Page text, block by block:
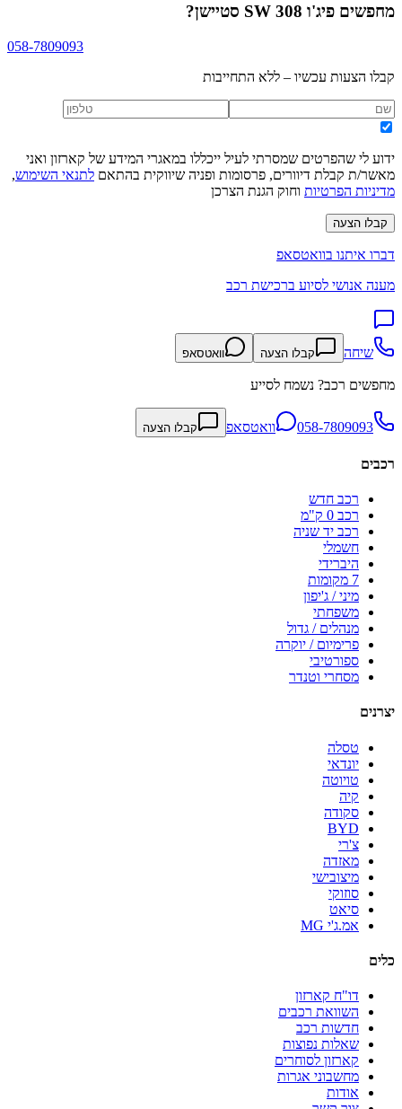
מחפשים פיג'ו 308 SW סטיישן ?
058-7809093
קבלו הצעות עכשיו – ללא התחייבות
ידוע לי שהפרטים שמסרתי לעיל ייכללו במאגרי המידע של קארזון ואני
מאשר/ת קבלת דיוורים, פרסומות ופניה שיווקית בהתאם לתנאי השימוש,
מדיניות הפרטיות וחוק הגנת הצרכן
קבלו הצעה
דברו איתנו בוואטסאפ
מענה אנושי לסיוע ברכישת רכב
שיחה קבלו הצעה וואטסאפ
מחפשים רכב? נשמח לסייע
058-7809093 וואטסאפ קבלו הצעה
רכבים
רכב חדש
רכב 0 ק"מ
רכב יד שניה
חשמלי
היברידי
7 מקומות
מיני / ג'יפון
משפחתי
מנהלים / גדול
פרימיום / יוקרה
ספורטיבי
מסחרי וטנדר
יצרנים
טסלה
יונדאי
טויוטה
קיה
סקודה
BYD
צ'רי
מאזדה
מיצובישי
סוזוקי
סיאט
אמ.ג'י MG
כלים
דו"ח קארזון
השוואת רכבים
חדשות רכב
שאלות נפוצות
קארזון לסוחרים
מחשבוני אגרות
אודות